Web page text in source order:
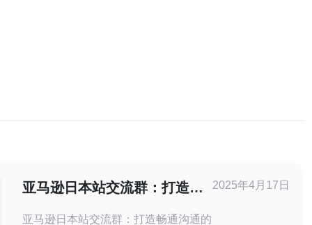
亚马逊日本站交流群：打造畅
亚马逊日本站交流群：打造畅通沟通的
2025年4月17日